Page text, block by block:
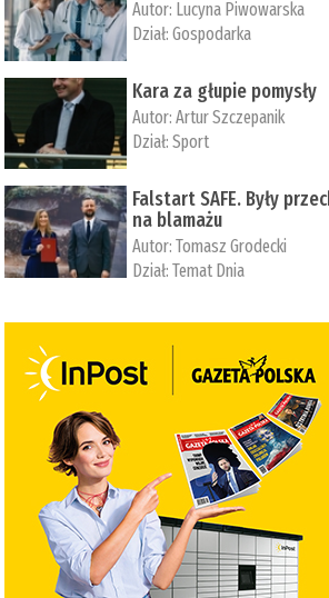
Autor: Lucyna Piwowarska
Dział:Gospodarka
Kara za głupie pomysły
Autor:Artur Szczepanik
Dział:Sport
Falstart SAFE. Były
na blamażu
Autor:Tomasz Grodecki
Dział:Temat Dnia